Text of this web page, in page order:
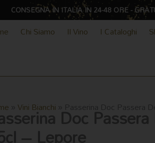
CONSEGNA IN ITALIA IN 24-48 ORE -
Chi Siamo Il Vino I Cataloghi
Vini BianchiDoc Passera